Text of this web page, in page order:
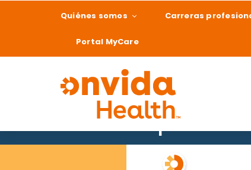
Quiénes somos Carreras
Portal MyCare
¿Qué
Buscar un